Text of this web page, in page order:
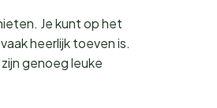
Je kunt op het
heerlijk toeven is.
genoeg leuke